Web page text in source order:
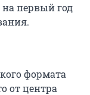
на первый год
формата
от центра